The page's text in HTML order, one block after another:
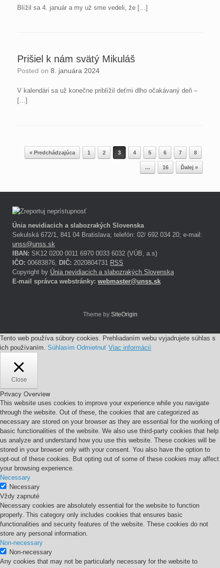
Blížil sa 4. január a my už sme vedeli, že […]
Prišiel k nám svätý Mikuláš
Posted on 8. januára 2024
V kalendári sa už konečne priblížil deťmi dlho očakávaný deň –
[…]
Post navigation
« Predchádzajúca 1 2 3 4 5 6 7 8
… 16 Ďalej »
Únia nevidiacich a slabozrakých Slovenska
Sekulská 672/1, 841 04 Bratislava; telefón: 02/ 692 034 20; e-mail:
unss@unss.sk
IBAN: SK12 0200 0011 6970 0033 6032 (VÚB, a.s)
IČO: 00683876, DIČ: 2020804731 RSS
Copyright by Únia nevidiacich a slabozrakých Slovenska
E-mail správca webstránky: webmaster@unss.sk
Theme by SiteOrigin
Tento web používa súbory cookies. Prehliadaním webu vyjadrujete súhlas s
ich používaním. Súhlasím Odmietnuť Viac informácií
Close
Privacy Overview
This website uses cookies to improve your experience while you navigate
through the website. Out of these, the cookies that are categorized as
necessary are stored on your browser as they are essential for the working of
basic functionalities of the website. We also use third-party cookies that help
us analyze and understand how you use this website. These cookies will be
stored in your browser only with your consent. You also have the option to
opt-out of these cookies. But opting out of some of these cookies may affect
your browsing experience.
Necessary
Necessary
Vždy zapnuté
Necessary cookies are absolutely essential for the website to function
properly. This category only includes cookies that ensures basic
functionalities and security features of the website. These cookies do not
store any personal information.
Non-necessary
Non-necessary
Any cookies that may not be particularly necessary for the website to